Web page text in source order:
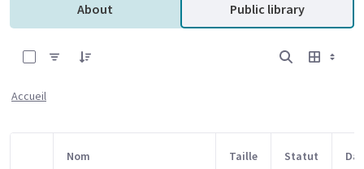
About Public library
Accueil
Sélection d'article
Nom Taille Statut